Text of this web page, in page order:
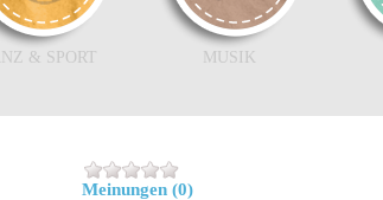
& SPORT MUSIK
Meinungen (0)